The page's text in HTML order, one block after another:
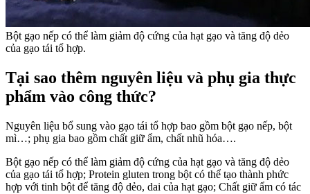
Bột gạo nếp có thể làm giảm độ cứng của hạt gạo và tăng độ dẻo
của gạo tái tổ hợp.
Tại sao thêm nguyên liệu và phụ gia thực
phẩm vào công thức?
Nguyên liệu bổ sung vào gạo tái tổ hợp bao gồm bột gạo nếp, bột
mì…; phụ gia bao gồm chất giữ ẩm, chất nhũ hóa….
Bột gạo nếp có thể làm giảm độ cứng của hạt gạo và tăng độ dẻo
của gạo tái tổ hợp; Protein gluten trong bột có thể tạo thành phức
hợp với tinh bột để tăng độ dẻo, dai của hạt gạo; Chất giữ ẩm có tác